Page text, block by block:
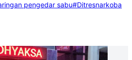
pengedar sabu#Ditresnarkoba